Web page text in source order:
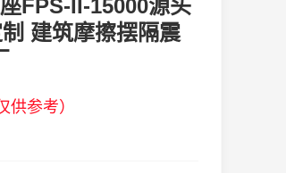
FPS-II-15000源头
建筑摩擦摆隔震
供参考）